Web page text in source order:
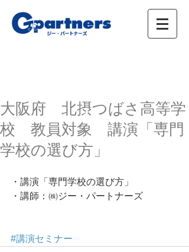
大阪府 北摂つばさ高等学
校 教員対象 講演「専門
学校の選び方」
・講演「専門学校の選び方」
・講師：㈱ジー・パートナーズ
#講演セミナー